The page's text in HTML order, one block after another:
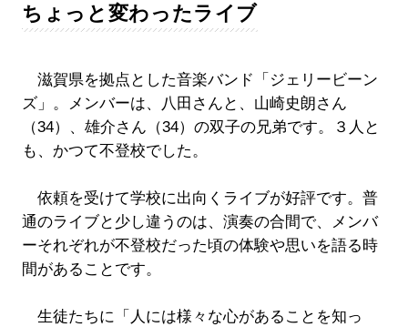
ちょっと変わったライブ
滋賀県を拠点とした音楽バンド「ジェリービーン
ズ」。メンバーは、八田さんと、山崎史朗さん
（34）、雄介さん（34）の双子の兄弟です。３人と
も、かつて不登校でした。
依頼を受けて学校に出向くライブが好評です。普
通のライブと少し違うのは、演奏の合間で、メンバ
ーそれぞれが不登校だった頃の体験や思いを語る時
間があることです。
生徒たちに「人には様々な心があることを知っ